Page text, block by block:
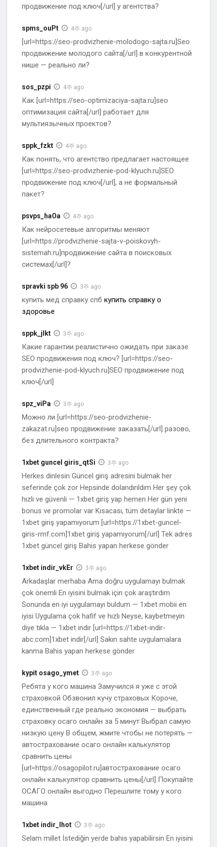
продвижение под ключ[/url] у агентства?
spms_ouPt 4주 ago
[url=https://seo-prodvizhenie-molodogo-sajta.ru]Seo
продвижение молодого сайта[/url] в конкурентной
нише — реально ли?
sos_pzpi 4주 ago
Как [url=https://seo-optimizaciya-sajta.ru]seo
оптимизация сайта[/url] работает для
мультиязычных проектов?
sppk_fzkt 4주 ago
Как понять, что агентство предлагает настоящее
[url=https://seo-prodvizhenie-pod-klyuch.ru]SEO
продвижение под ключ[/url], а не формальный
пакет?
psvps_haOa 4주 ago
Как нейросетевые алгоритмы меняют
[url=https://prodvizhenie-sajta-v-poiskovyh-
sistemah.ru]продвижение сайта в поисковых
системах[/url]?
spravki spb 96 3주 ago
купить мед справку спб купить справку о
здоровье
sppk_jlkt 3주 ago
Какие гарантии реалистично ожидать при заказе
SEO продвижения под ключ? [url=https://seo-
prodvizhenie-pod-klyuch.ru]SEO продвижение под
ключ[/url]
spz_viPa 3주 ago
Можно ли [url=https://seo-prodvizhenie-
zakazat.ru]seo продвижение заказать[/url] разово,
без длительного контракта?
1xbet guncel giris_qtSi 3주 ago
Herkes dinlesin Güncel giriş adresini bulmak her
seferinde çok zor Hepsinde dolandırıldım Her şey çok
hızlı ve güvenli — 1xbet giriş yap hemen Her gün yeni
bonus ve promolar var Kısacası, tüm detaylar linkte —
1xbet giriş yapamıyorum [url=https://1xbet-guncel-
giris-rmf.com]1xbet giriş yapamıyorum[/url] Tek adres
1xbet güncel giriş Bahis yapan herkese gönder
1xbet indir_vkEr 3주 ago
Arkadaşlar merhaba Ama doğru uygulamayı bulmak
çok önemli En iyisini bulmak için çok araştırdım
Sonunda en iyi uygulamayı buldum — 1xbet mobii en
iyisi Uygulama çok hafif ve hızlı Neyse, kaybetmeyin
diye tıkla — 1xbet indir [url=https://1xbet-indir-
abc.com]1xbet indir[/url] Sakın sahte uygulamalara
kanma Bahis yapan herkese gönder
kypit osago_ymet 3주 ago
Ребята у кого машина Замучился я уже с этой
страховкой Обзвонил кучу страховых Короче,
единственный где реально экономия — выбрать
страховку осаго онлайн за 5 минут Выбрал самую
низкую цену В общем, жмите чтобы не потерять —
автострахование осаго онлайн калькулятор
сравнить цены
[url=https://osagopilot.ru]автострахование осаго
онлайн калькулятор сравнить цены[/url] Покупайте
ОСАГО онлайн выгодно Перешлите тому у кого
машина
1xbet indir_lhot 3주 ago
Selam millet İstediğin yerde bahis yapabilirsin En iyisini